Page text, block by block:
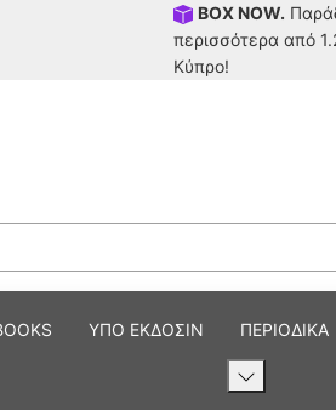
BOX NOW.
περισσότερα από
Κύπρο!
ΥΠΟ ΕΚΔΟΣΙΝ ΠΕΡΙΟΔΙΚΑ